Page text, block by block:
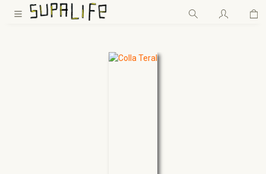
Zum Hauptinhalt springen